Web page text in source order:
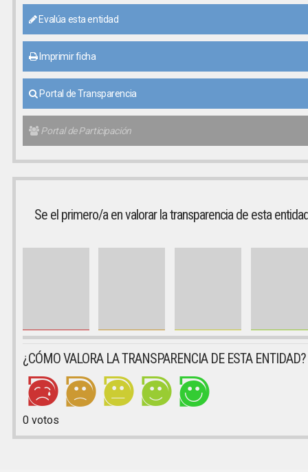
Evalúa esta entidad
Imprimir ficha
Portal de Transparencia
Portal de Participación
Se el primero/a en valorar la transparencia de esta
¿CÓMO VALORA LA TRANSPARENCIA DE ESTA ENTIDAD?
0votos